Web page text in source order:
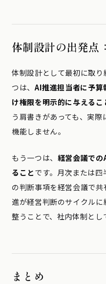
体制設計の出発点
体制設計として最初に取
つは、 AI推進担当者に予
け権限を明示的に与えるこ
う肩書きがあっても、実
機能しません。
もう一つは、 経営会議での
ることです。月次または
の判断事項を経営会議で
進が経営判断のサイクル
整うことで、社内体制とし
まとめ